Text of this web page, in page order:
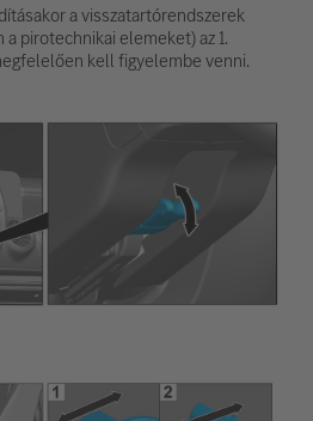
a visszatartórendszerek
pirotechnikai elemeket) az 1.
kell figyelembe venni.